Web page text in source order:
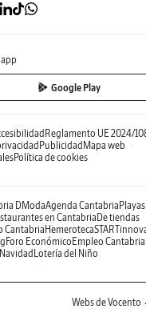
Google Play
Reglamento UE 2024/
Publicidad Mapa web
Política de cookies
DModaAgenda Cantabria Playas
en Cantabria De tiendas
CantabriaHemeroteca
Foro Económico Empleo Cantabria
Lotería del Niño
Webs de Vocento